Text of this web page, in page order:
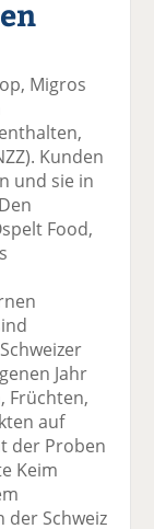
F
e
o
o
te
el
t
tt
n
Li
n
k
e
di
te
E
ai
l
v
se
Migros
Kunden
und sie in
Food,
Jahr
Früchten,
auf
der Proben
Keim
der Schweiz